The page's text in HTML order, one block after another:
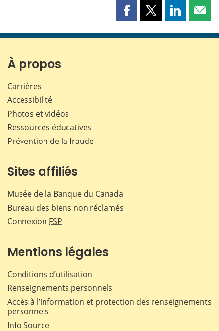
Partager
page
Partager
page
Partager
page page
À propos
Carrières
Accessibilité
Photos et vidéos
Ressources éducatives
Prévention de la fraude
Sites affiliés
Musée de la Banque du Canada
Bureau des biens non réclamés
Connexion FSP
Mentions légales
Conditions d’utilisation
Renseignements personnels
Accès à l’information et protection des renseignements
personnels
Info Source